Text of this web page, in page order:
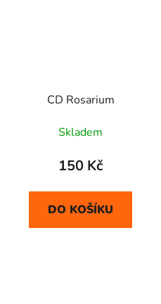
CD Rosarium
Skladem
150 Kč
DO KOŠÍKU